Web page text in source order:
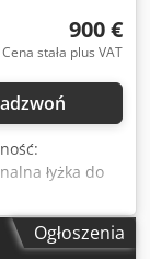
900 €
Cena stała plus VAT
łyżka do
do
euro w
Ogłoszenia